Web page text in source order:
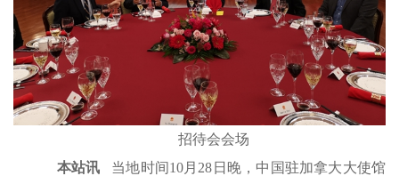
招待会会场
本站讯 当地时间10月28日晚，中国驻加拿大大使馆